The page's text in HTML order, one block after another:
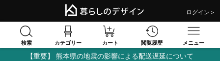
ログイン＞
検索 カテゴリー カート 閲覧履歴 メニュー
【重要】 熊本県の地震の影響による配送遅延について